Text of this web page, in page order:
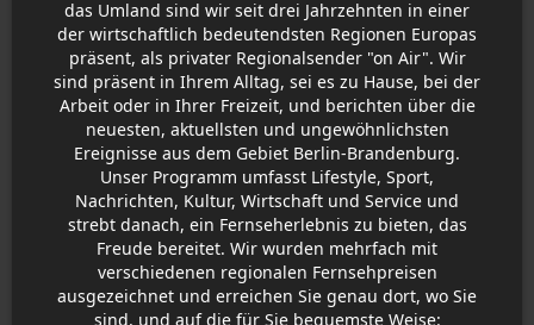
das Umland sind wir seit drei Jahrzehnten in einer
der wirtschaftlich bedeutendsten Regionen Europas
präsent, als privater Regionalsender "on Air". Wir
sind präsent in Ihrem Alltag, sei es zu Hause, bei der
Arbeit oder in Ihrer Freizeit, und berichten über die
neuesten, aktuellsten und ungewöhnlichsten
Ereignisse aus dem Gebiet Berlin-Brandenburg.
Unser Programm umfasst Lifestyle, Sport,
Nachrichten, Kultur, Wirtschaft und Service und
strebt danach, ein Fernseherlebnis zu bieten, das
Freude bereitet. Wir wurden mehrfach mit
verschiedenen regionalen Fernsehpreisen
ausgezeichnet und erreichen Sie genau dort, wo Sie
sind, und auf die für Sie bequemste Weise: